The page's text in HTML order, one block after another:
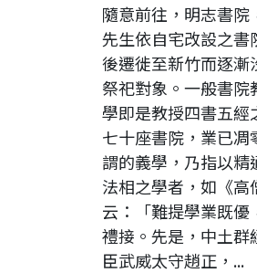
隨意前往，明志書
先生依自宅改設之書
後遷徙至新竹而逐漸
祭祀對象。一般書
學即是教授四書五經
七十座書院，業已
謂的義學，乃指以精
法相之學者，如《
云：「難提學業既
禮接。先是，中土群
臣武威太守趙正，...